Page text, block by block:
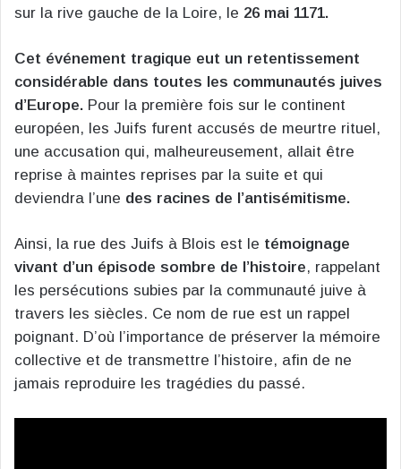
sur la rive gauche de la Loire, le 26 mai 1171.
Cet événement tragique eut un retentissement
considérable dans toutes les communautés juives
d’Europe. Pour la première fois sur le continent
européen, les Juifs furent accusés de meurtre rituel,
une accusation qui, malheureusement, allait être
reprise à maintes reprises par la suite et qui
deviendra l’une des racines de l’antisémitisme.
Ainsi, la rue des Juifs à Blois est le témoignage
vivant d’un épisode sombre de l’histoire, rappelant
les persécutions subies par la communauté juive à
travers les siècles. Ce nom de rue est un rappel
poignant. D’où l’importance de préserver la mémoire
collective et de transmettre l’histoire, afin de ne
jamais reproduire les tragédies du passé.